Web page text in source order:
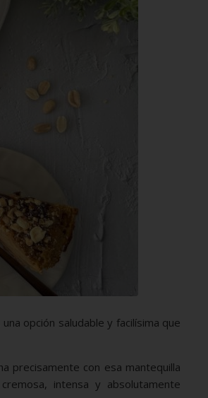
una opción saludable y facilísima que
precisamente con esa mantequilla
intensa y absolutamente